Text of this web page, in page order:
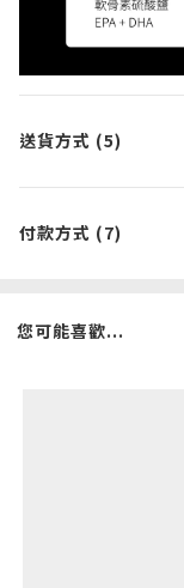
送貨方式 (5)
付款方式 (7)
您可能喜歡...